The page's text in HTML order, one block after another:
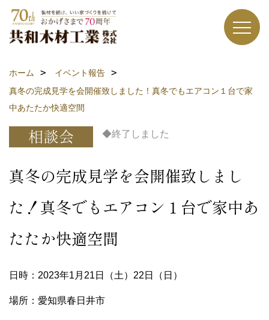
ホーム
イベント報告
真冬の完成見学を会開催致しました！真冬でもエアコン１台で家
中あたたか快適空間
◆終了しました
真冬の完成見学を会開催致しまし
た！真冬でもエアコン１台で家中あ
たたか快適空間
日時：2023年1月21日（土）22日（日）
場所：愛知県春日井市